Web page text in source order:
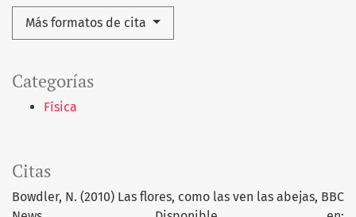
Categorías
Física
Más formatos de cita
Citas
Bowdler, N. (2010) Las flores, como las ven las abejas, BBC